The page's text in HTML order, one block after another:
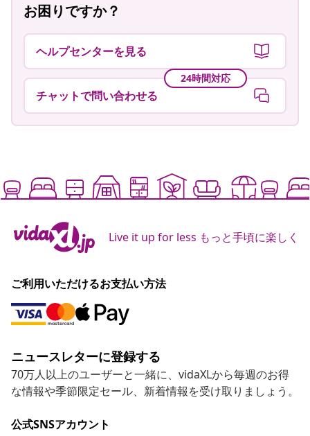
お困りですか？
ヘルプセンターを見る
24時間対応
チャットで問い合わせる
Live it up for less もっと手頃に楽しく
ご利用いただけるお支払い方法
ニュースレターに登録する
70万人以上のユーザーと一緒に、vidaXLから毎週のお得
な情報や季節限定セール、新着情報を受け取りましょう。
公式SNSアカウント